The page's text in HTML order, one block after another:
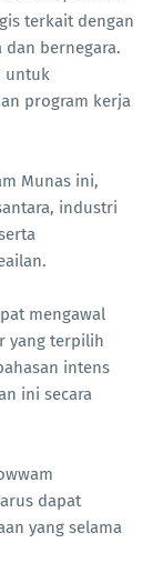
terkait dengan
dan bernegara.
untuk
program kerja
Munas ini,
industri
mengawal
yang terpilih
intens
ini secara
dapat
yang selama